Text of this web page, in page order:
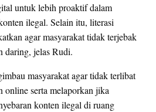
untuk lebih proaktif dalam
ilegal. Selain itu, literasi
agar masyarakat tidak terjebak
jelas Rudi.
masyarakat agar tidak terlibat
online serta melaporkan jika
konten ilegal di ruang